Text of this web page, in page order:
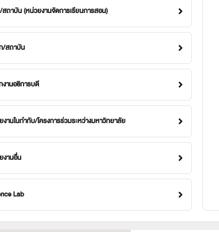
ถาบัน (หน่วยงานจัดการเรียนการสอน)
/สถาบัน
งานอธิการบดี
านในกำกับ/โครงการร่วมระหว่างมหาวิทยาลัย
งานอื่น
Lab